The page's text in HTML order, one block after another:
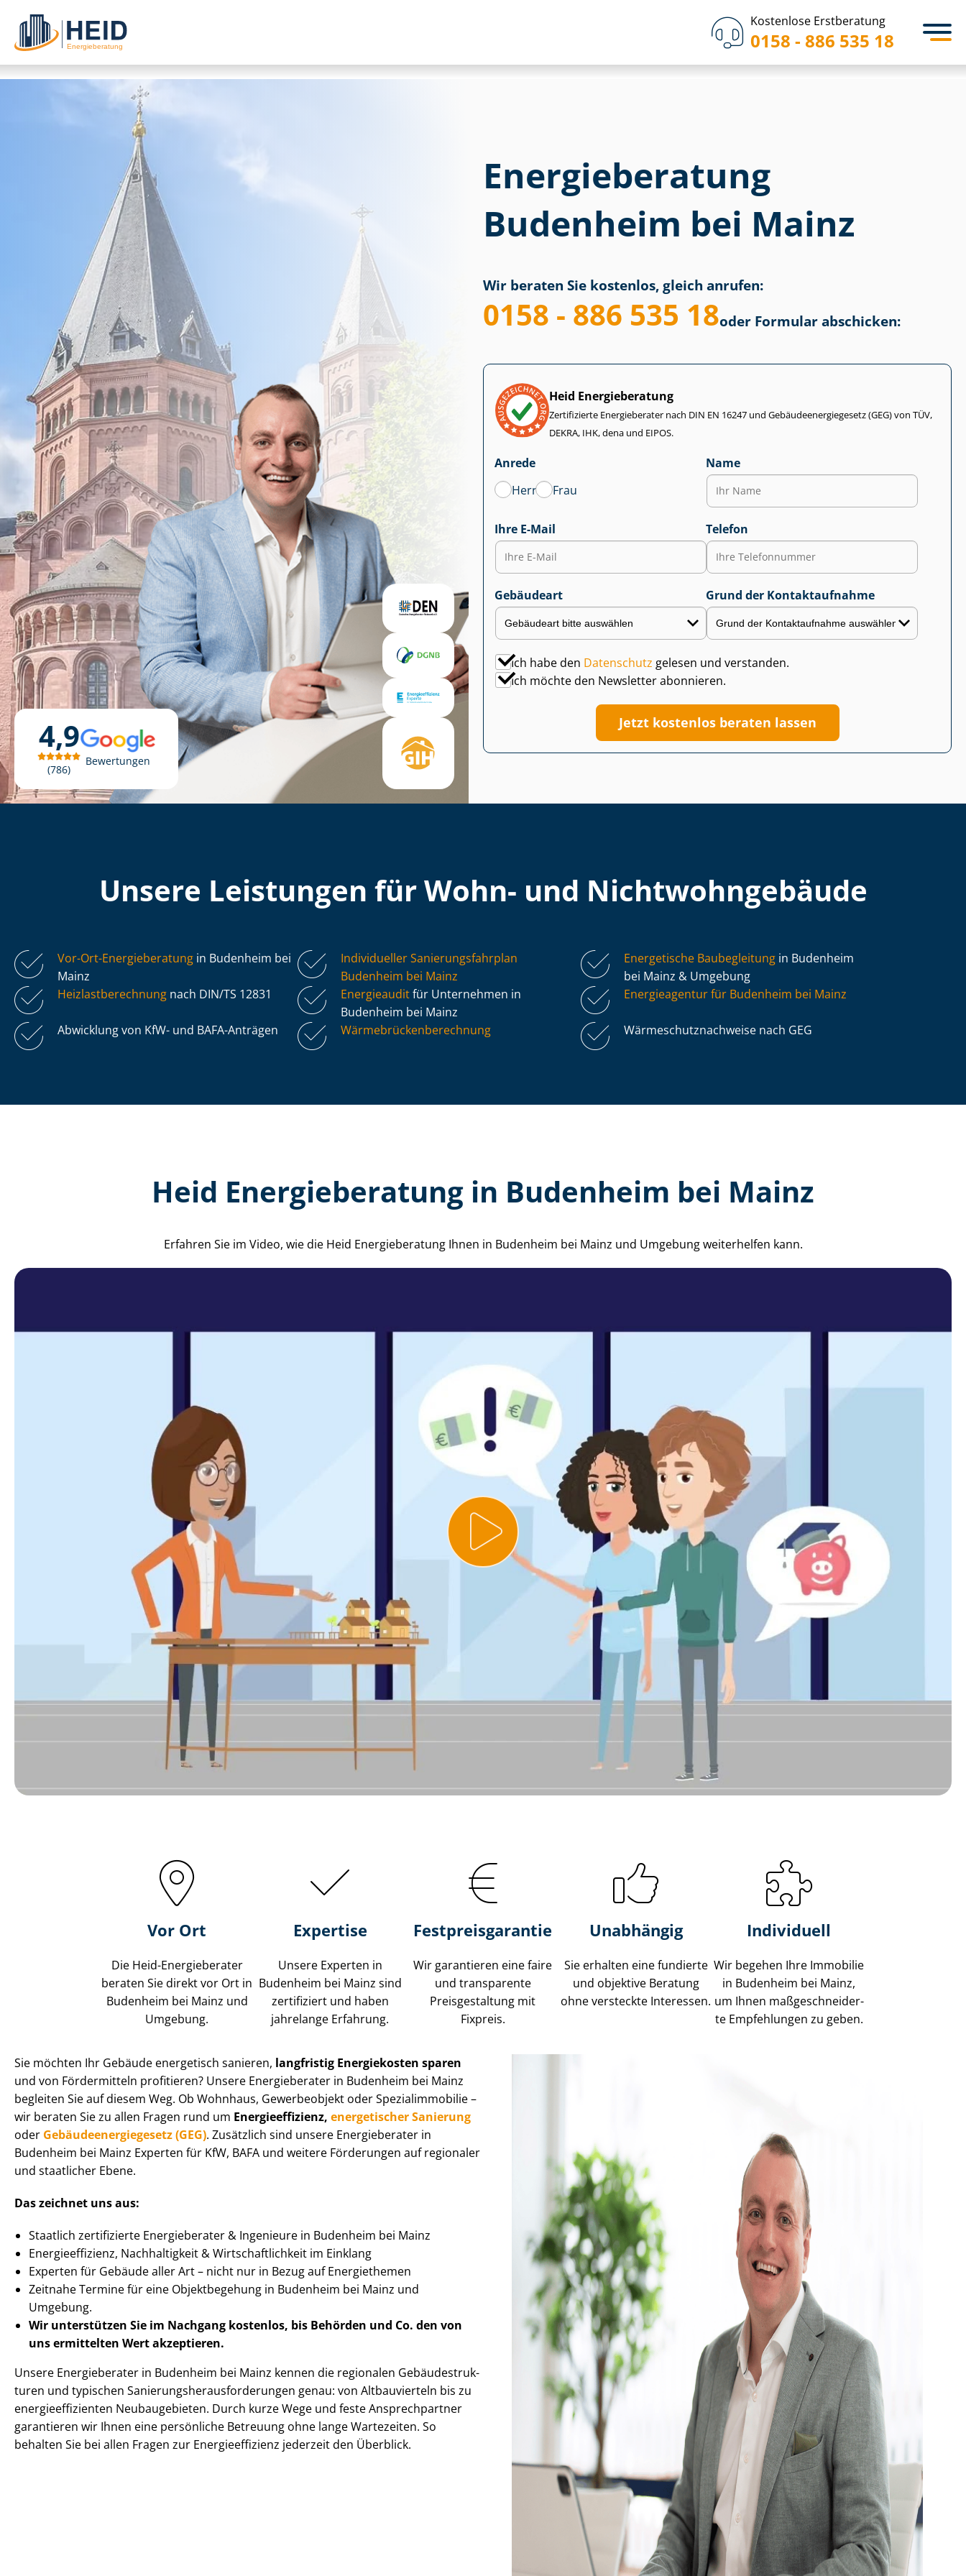
Kostenlose Erstberatung
0158 - 886 535 18
4,9
786
Bewertungen
Energieberatung
Budenheim bei Mainz
Wir beraten Sie kostenlos, gleich anrufen:
0158 - 886 535 18oder Formular abschicken:
Heid Energieberatung
Zertifizierte Energieberater nach DIN EN 16247 und Ge­bäu­de­en­er­gie­ge­setz (GEG) von TÜV,
DEKRA, IHK, dena und EIPOS.
Anrede
Herr
Frau
Name
Ihre E-Mail Telefon
Gebäudeart Grund der Kontaktaufnahme
Ich habe den Datenschutz gelesen und verstanden.
Ich möchte den Newsletter abonnieren.
Jetzt kostenlos beraten lassen
Unsere Leistungen für Wohn- und Nicht­wohn­ge­bäu­de
Vor-Ort-Energieberatung in Budenheim bei
Mainz
Individueller Sa­nie­rungs­fahr­plan
Budenheim bei Mainz
Energetische Baubegleitung in Budenheim
bei Mainz & Umgebung
Heiz­last­be­rech­nung nach DIN/TS 12831 Energieauditfür Unternehmen in
Budenheim bei Mainz
Energieagentur für Budenheim bei Mainz
Abwicklung von KfW- und BAFA-Anträgen Wär­me­brü­cken­be­rech­nung Wär­me­schutz­nach­wei­se nach GEG
Heid Energieberatung in Budenheim bei Mainz
Erfahren Sie im Video, wie die Heid Energieberatung Ihnen in Budenheim bei Mainz und Umgebung weiterhelfen kann.
Vor Ort
Die Heid-Energieberater
beraten Sie direkt vor Ort in
Budenheim bei Mainz und
Umgebung.
Expertise
Unsere Experten in
Budenheim bei Mainz sind
zertifiziert und haben
jahrelange Erfahrung.
Fest­preis­ga­ran­tie
Wir garantieren eine faire
und transparente
Preisgestaltung mit
Fixpreis.
Unabhängig
Sie erhalten eine fundierte
und objektive Beratung
ohne versteckte Interessen.
Individuell
Wir begehen Ihre Immobilie
in Budenheim bei Mainz,
um Ihnen maß­ge­schnei­der­
te Empfehlungen zu geben.
Sie möchten Ihr Gebäude energetisch sanieren, langfristig Energiekosten sparen
und von Fördermitteln profitieren? Unsere Energieberater in Budenheim bei Mainz
begleiten Sie auf diesem Weg. Ob Wohnhaus, Gewerbeobjekt oder Spe­zi­al­im­mo­bi­lie –
wir beraten Sie zu allen Fragen rund um En­er­gie­ef­fi­zi­enz, energetischer Sanierung
oder Ge­bäu­de­en­er­gie­ge­setz (GEG). Zusätzlich sind unsere Energieberater in
Budenheim bei Mainz Experten für KfW, BAFA und weitere Förderungen auf regionaler
und staatlicher Ebene.
Das zeichnet uns aus:
Staatlich zertifizierte Energieberater & Ingenieure in Budenheim bei Mainz
En­er­gie­ef­fi­zi­enz, Nachhaltigkeit & Wirt­schaft­lich­keit im Einklang
Experten für Gebäude aller Art – nicht nur in Bezug auf Energiethemen
Zeitnahe Termine für eine Objektbegehung in Budenheim bei Mainz und
Umgebung.
Wir unterstützen Sie im Nachgang kostenlos, bis Behörden und Co. den von
uns ermittelten Wert akzeptieren.
Unsere Energieberater in Budenheim bei Mainz kennen die regionalen Ge­bäu­de­struk­
tu­ren und typischen Sa­nie­rungs­her­aus­for­de­run­gen genau: von Altbauvierteln bis zu
en­er­gie­ef­fi­zi­en­ten Neubaugebieten. Durch kurze Wege und feste Ansprechpartner
garantieren wir Ihnen eine persönliche Betreuung ohne lange Wartezeiten. So
behalten Sie bei allen Fragen zur En­er­gie­ef­fi­zi­enz jederzeit den Überblick.